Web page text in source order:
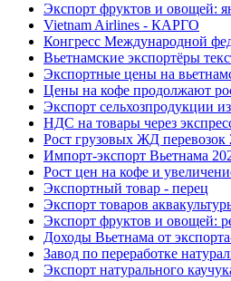
Экспорт фруктов и овощей:
Vietnam Airlines - КАРГО
Конгресс Международной
Вьетнамские экспортёры
Экспортные цены на
Цены на кофе продолжают
Экспорт сельхозпродукции
НДС на товары через
Рост грузовых ЖД перевозок
Импорт-экспорт Вьетнама
Рост цен на кофе и
Экспортный товар - перец
Экспорт товаров
Экспорт фруктов и овощей:
Доходы Вьетнама от
Завод по переработке
Экспорт натурального